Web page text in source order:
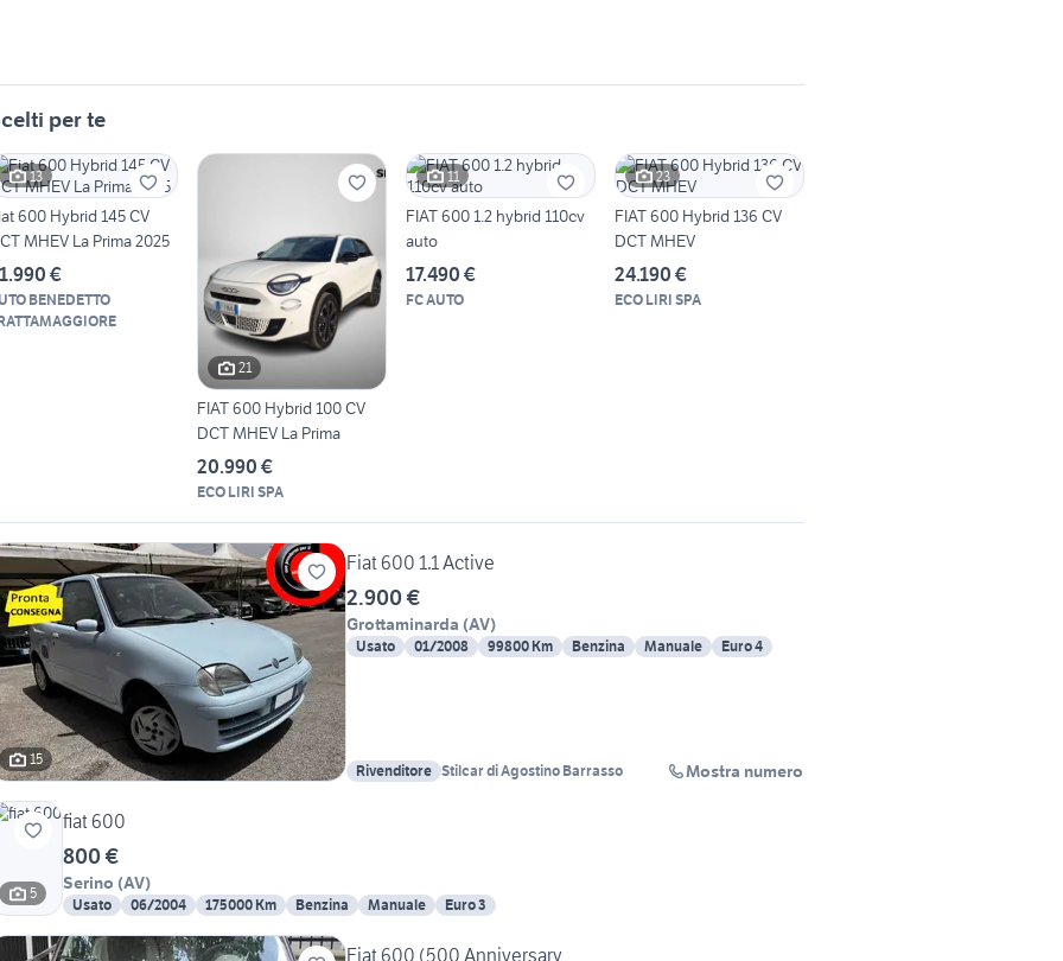
per te
13
600 Hybrid 145 CV
MHEV La Prima 2025
€
BENEDETTO
21
FIAT 600 Hybrid 100 CV
DCT MHEV La Prima
20.990 €
ECO LIRI SPA
11
FIAT 600 1.2 hybrid 110cv
auto
17.490 €
FC AUTO
23
FIAT 600 Hybrid 136 CV
DCT MHEV
24.190 €
ECO LIRI SPA
15
Fiat 600 1.1 Active
2.900 €
Grottaminarda (AV)
Usato 01/2008 99800 Km Benzina Manuale Euro 4
Rivenditore Stilcar di Agostino Barrasso Mostra numero
5
fiat 600
800 €
Serino (AV)
Usato 06/2004 175000 Km Benzina Manuale Euro 3
Fiat 600 (500 Anniversary